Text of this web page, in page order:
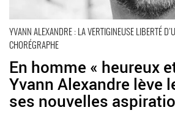
YVANN ALEXANDRE : LA VERTIGINEUSE LIBERTÉ
CHORÉGRAPHE
En homme « heureux
Yvann Alexandre lève
ses nouvelles